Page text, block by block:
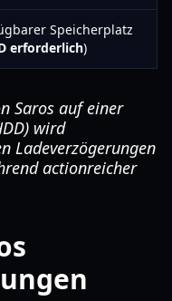
Speicherplatz
erforderlich)
Saros auf einer
wird
Ladeverzögerungen
actionreicher